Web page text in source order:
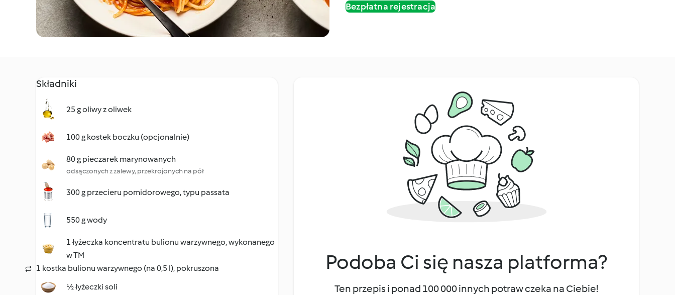
Bezpłatna rejestracja
Składniki
25 g oliwy z oliwek
100 g kostek boczku (opcjonalnie)
80 g pieczarek marynowanych
odsączonych z zalewy, przekrojonych na pół
300 g przecieru pomidorowego, typu passata
550 g wody
1 łyżeczka koncentratu bulionu warzywnego, wykonanego
w TM
1 kostka bulionu warzywnego (na 0,5 l), pokruszona
½ łyżeczki soli
Podoba Ci się nasza platforma?
Ten przepis i ponad 100 000 innych potraw czeka na Ciebie!